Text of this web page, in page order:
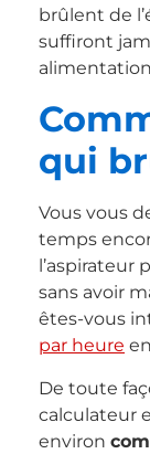
brûlent de
suffiront
qui
Vous vous
temps
l’aspirateur
sans avoir
êtes-vous
par heure
De toute
calculateur
environ